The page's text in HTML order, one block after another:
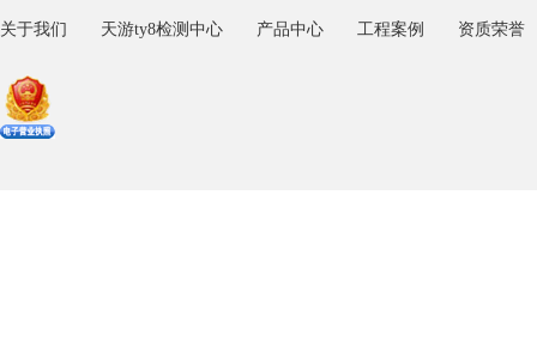
关于我们 天游ty8检测中心 产品中心 工程案例 资质荣誉